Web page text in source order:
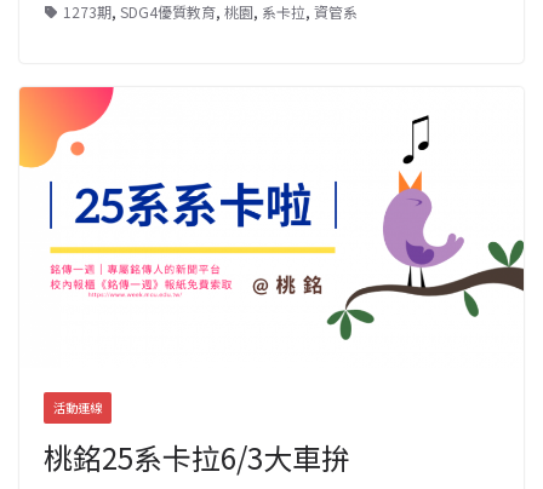
1273期, SDG4優質教育, 桃園, 系卡拉, 資管系
活動連線
桃銘25系卡拉6/3大車拚